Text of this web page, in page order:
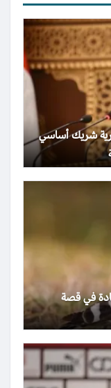
شريك أساسي
في قصة